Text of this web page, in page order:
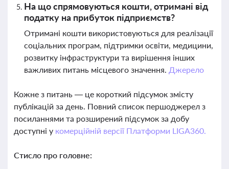
На що спрямовуються кошти, отримані від
податку на прибуток підприємств?
Отримані кошти використовуються для реалізації
соціальних програм, підтримки освіти, медицини,
розвитку інфраструктури та вирішення інших
важливих питань місцевого значення. Джерело
Кожне з питань — це короткий підсумок змісту
публікацій за день. Повний список першоджерел з
посиланнями та розширений підсумок за добу
доступні у комерційній версії Платформи LIGA360.
Стисло про головне: